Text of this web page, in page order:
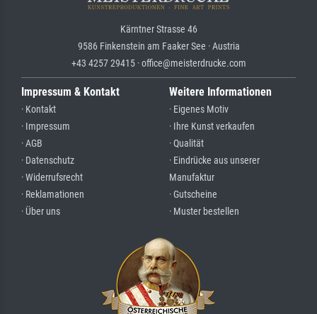
Kärntner Strasse 46
9586 Finkenstein am Faaker See · Austria
+43 4257 29415 · office@meisterdrucke.com
Impressum & Kontakt
· Kontakt
· Impressum
· AGB
· Datenschutz
· Widerrufsrecht
· Reklamationen
· Über uns
Weitere Informationen
· Eigenes Motiv
· Ihre Kunst verkaufen
· Qualität
· Eindrücke aus unserer
Manufaktur
· Gutscheine
· Muster bestellen